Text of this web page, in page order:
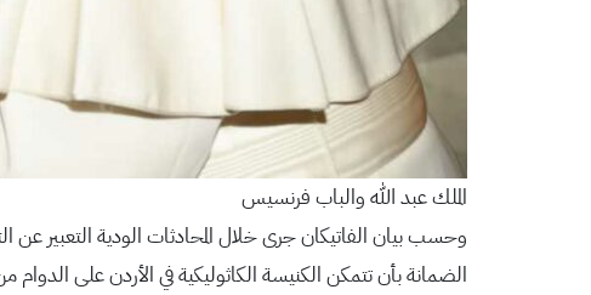
الملك عبد الله والباب فرنسيس
وحسب بيان الفاتيكان جرى خلال المحادثات الودية التعبير عن
الضمانة بأن تتمكن الكنيسة الكاثوليكية في الأردن على